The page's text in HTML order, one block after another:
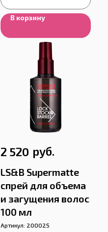
В корзину
2 520 руб.
LS&B Supermatte
спрей для объема
и загущения волос
100 мл
Артикул: 200025